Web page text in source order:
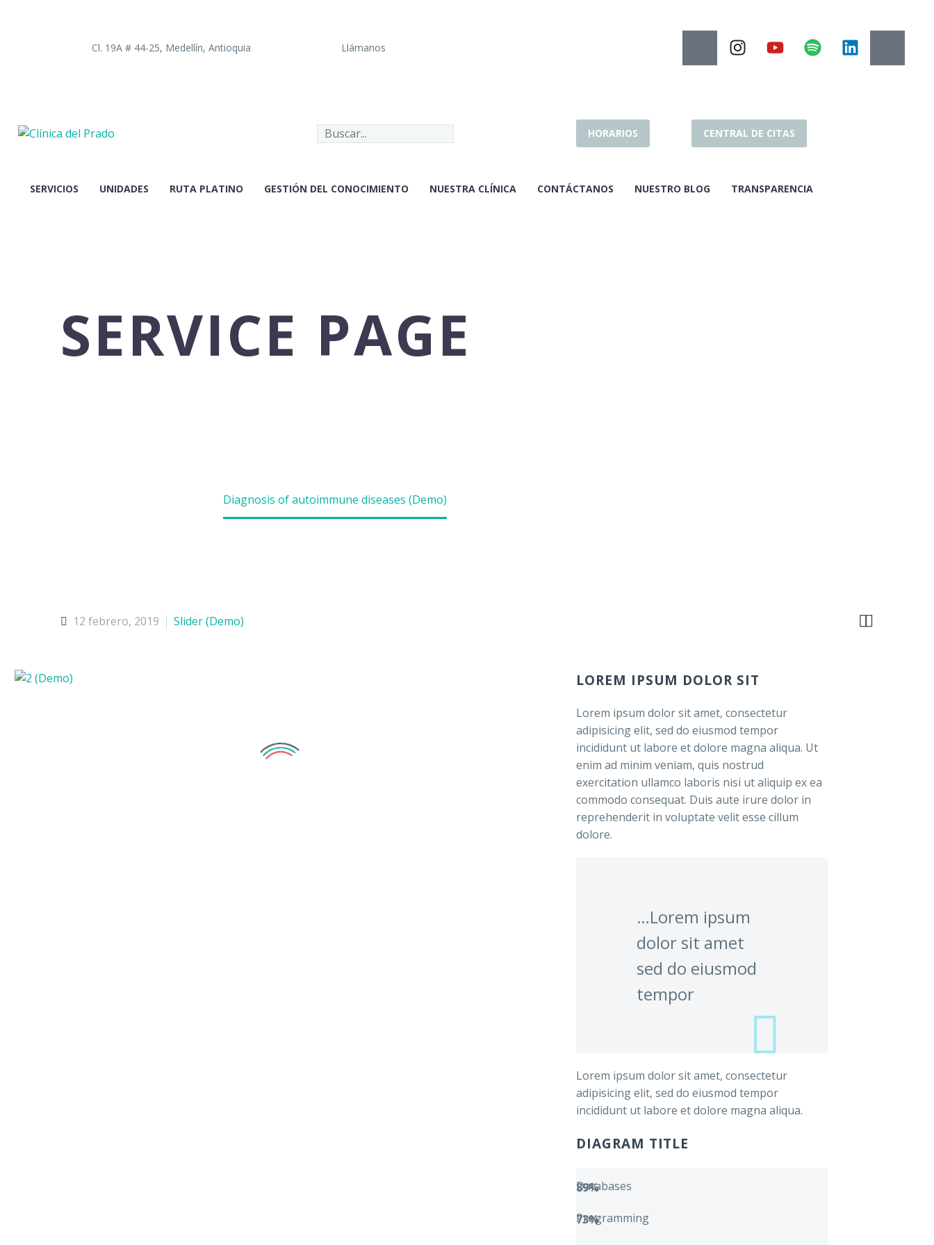
Cl. 19A # 44-25, Medellín, Antioquia Llámanos
HORARIOS CENTRAL DE CITAS
SERVICIOS UNIDADES RUTA PLATINO GESTIÓN DEL CONOCIMIENTO NUESTRA CLÍNICA CONTÁCTANOS NUESTRO BLOG TRANSPARENCIA
SERVICE PAGE
Diagnosis of autoimmune diseases (Demo)

12 febrero, 2019 Slider (Demo)
LOREM IPSUM DOLOR SIT
Lorem ipsum dolor sit amet, consectetur
adipisicing elit, sed do eiusmod tempor
incididunt ut labore et dolore magna aliqua. Ut
enim ad minim veniam, quis nostrud
exercitation ullamco laboris nisi ut aliquip ex ea
commodo consequat. Duis aute irure dolor in
reprehenderit in voluptate velit esse cillum
dolore.
…Lorem ipsum
dolor sit amet
sed do eiusmod
tempor
Lorem ipsum dolor sit amet, consectetur
adipisicing elit, sed do eiusmod tempor
incididunt ut labore et dolore magna aliqua.
DIAGRAM TITLE
Databases
89%
Programming
73%